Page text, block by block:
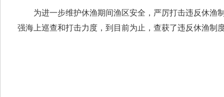
为进一步维护休渔期间渔区安全，严厉打击违反休渔制
强海上巡查和打击力度，到目前为止，查获了违反休渔制